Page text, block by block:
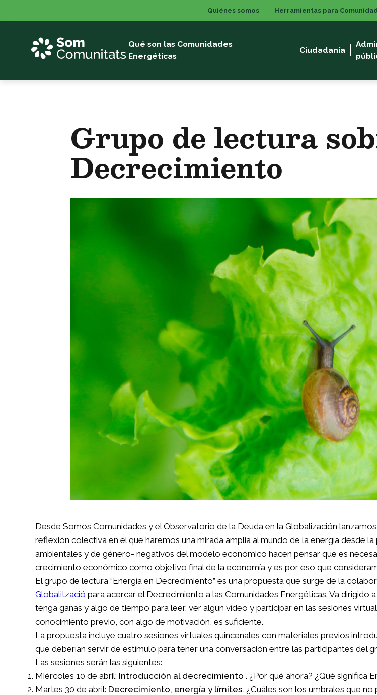
al
Quiénes somos Herramientas para
Qué son las Comunidades
Energéticas
Ciudadanía
Grupo de lectura
Decrecimiento
Desde Somos Comunidades y el Observatorio de la Deuda en la Globalización
reflexión colectiva en el que haremos una mirada amplia al mundo de la energía desde
ambientales y de género- negativos del modelo económico hacen pensar que es
crecimiento económico como objetivo final de la economía y es por eso que
El grupo de lectura “Energía en Decrecimiento” es una propuesta que surge de la
Globalització para acercar el Decrecimiento a las Comunidades Energéticas. Va
tenga ganas y algo de tiempo para leer, ver algún vídeo y participar en las sesiones
conocimiento previo, con algo de motivación, es suficiente.
La propuesta incluye cuatro sesiones virtuales quincenales con materiales previos
que deberían servir de estímulo para tener una conversación entre las participantes del
Las sesiones serán las siguientes:
Miércoles 10 de abril: Introducción al decrecimiento . ¿Por qué ahora? ¿Qué significa
Martes 30 de abril: Decrecimiento, energía y límites. ¿Cuáles son los umbrales que